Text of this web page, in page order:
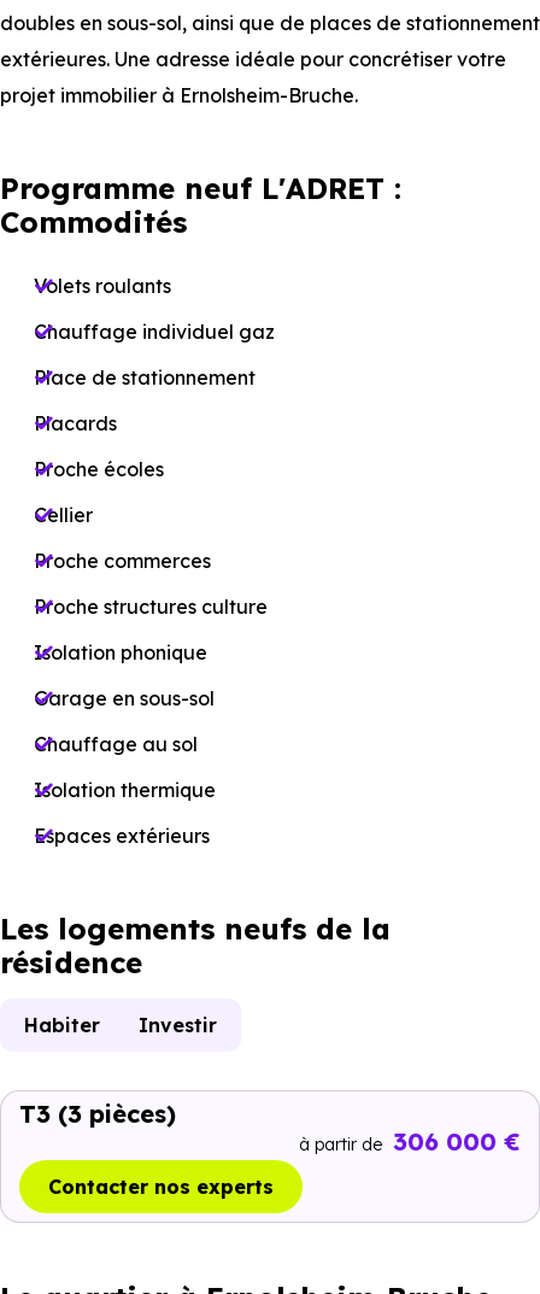
doubles en sous-sol, ainsi que de places de stationnement
extérieures. Une adresse idéale pour concrétiser votre
projet immobilier à Ernolsheim-Bruche.
Programme neuf L'ADRET :
Commodités
Volets roulants
Chauffage individuel gaz
Place de stationnement
Placards
Proche écoles
Cellier
Proche commerces
Proche structures culture
Isolation phonique
Garage en sous-sol
Chauffage au sol
Isolation thermique
Espaces extérieurs
Les logements neufs de la
résidence
Habiter Investir
T3 (3 pièces)
à partir de 306 000 €
Contacter nos experts